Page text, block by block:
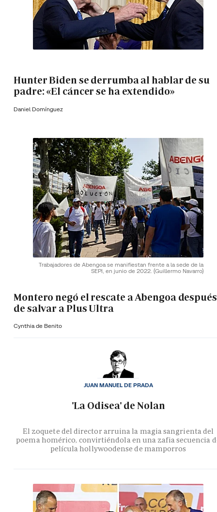
Hunter Biden se derrumba al hablar de su
padre: «El cáncer se ha extendido»
Daniel Domínguez
Trabajadores de Abengoa se manifiestan frente a la sede de la
SEPI, en junio de 2022. (Guillermo Navarro)
Montero negó el rescate a Abengoa después
de salvar a Plus Ultra
Cynthia de Benito
'La Odisea' de Nolan
El zoquete del director arruina la magia sangrienta del
poema homérico, convirtiéndola en una zafia secuencia
película hollywoodense de mamporros
JUAN MANUEL DE PRADA